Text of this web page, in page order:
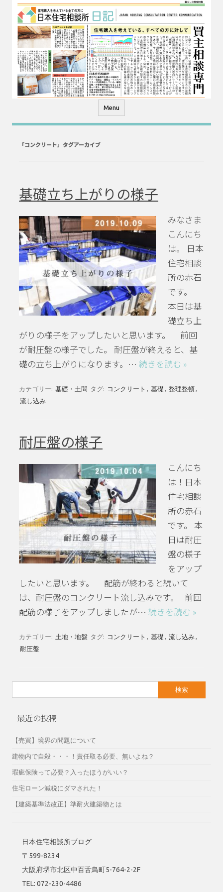
コ
テ
ン
ツ
へ
ス
キ
ッ
プ
Menu
「コンクリート」タグアーカイブ
基礎立ち上がりの様子
みなさま
こんにち
は。 日本
住宅相談
所の赤石
です。
本日は基
礎立ち上
がりの様子をアップしたいと思います。 前回
が耐圧盤の様子でした。 耐圧盤が終えると、基
礎の立ち上がりになります。… 続きを読む »
カテゴリー: 基礎・土間 タグ: コンクリート , 基礎 , 整理整頓,
流し込み
耐圧盤の様子
こんにち
は！日本
住宅相談
所の赤石
です。 本
日は耐圧
盤の様子
をアップ
したいと思います。 配筋が終わると続いて
は、耐圧盤のコンクリート流し込みです。 前回
配筋の様子をアップしましたが… 続きを読む »
カテゴリー: 土地・地盤 タグ: コンクリート , 基礎 , 流し込み,
耐圧盤
索:
最近の投稿
【売買】境界の問題について
建物内で自殺・・・！責任取る必要、無いよね？
瑕疵保険って必要？入ったほうがいい？
住宅ローン減税にダマされた！
【建築基準法改正】準耐火建築物とは
日本住宅相談所ブログ
〒599-8234
大阪府堺市北区中百舌鳥町5-764-2-2F
TEL: 072-230-4486